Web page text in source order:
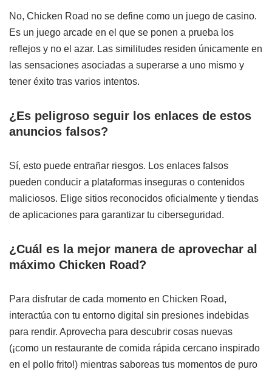
No, Chicken Road no se define como un juego de casino.
Es un juego arcade en el que se ponen a prueba los
reflejos y no el azar. Las similitudes residen únicamente en
las sensaciones asociadas a superarse a uno mismo y
tener éxito tras varios intentos.
¿Es peligroso seguir los enlaces de estos
anuncios falsos?
Sí, esto puede entrañar riesgos. Los enlaces falsos
pueden conducir a plataformas inseguras o contenidos
maliciosos. Elige sitios reconocidos oficialmente y tiendas
de aplicaciones para garantizar tu ciberseguridad.
¿Cuál es la mejor manera de aprovechar al
máximo Chicken Road?
Para disfrutar de cada momento en Chicken Road,
interactúa con tu entorno digital sin presiones indebidas
para rendir. Aprovecha para descubrir cosas nuevas
(¡como un restaurante de comida rápida cercano inspirado
en el pollo frito!) mientras saboreas tus momentos de puro